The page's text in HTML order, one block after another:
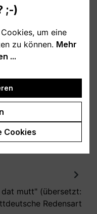
gewünschten
Warenkorb
mutt" (übersetzt:
Redensart
;-)
um eine
zu können. Mehr
...
Cookies